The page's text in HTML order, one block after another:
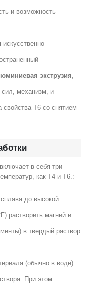
и возможность
искусственно
экструзия,
сил, механизм, и
свойства T6 со снятием
в себя три
как T4 и T6.:
сплава до высокой
растворить магний и
в твердый раствор
(обычно в воде)
При этом